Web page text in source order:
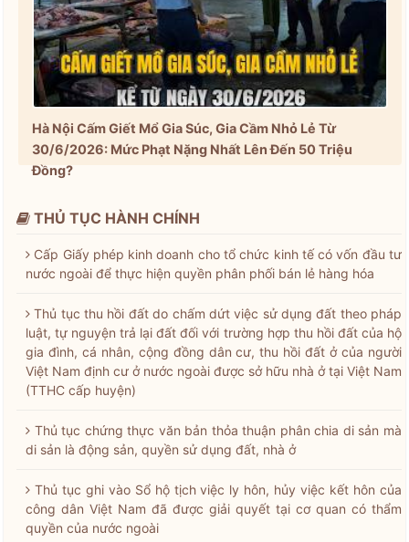
Hà Nội Cấm Giết Mổ Gia Súc, Gia Cầm Nhỏ Lẻ Từ
30/6/2026: Mức Phạt Nặng Nhất Lên Đến 50 Triệu
Đồng?
THỦ TỤC HÀNH CHÍNH
Cấp Giấy phép kinh doanh cho tổ chức kinh tế có vốn đầu tư
nước ngoài để thực hiện quyền phân phối bán lẻ hàng hóa
Thủ tục thu hồi đất do chấm dứt việc sử dụng đất theo pháp
luật, tự nguyện trả lại đất đối với trường hợp thu hồi đất của hộ
gia đình, cá nhân, cộng đồng dân cư, thu hồi đất ở của người
Việt Nam định cư ở nước ngoài được sở hữu nhà ở tại Việt Nam
(TTHC cấp huyện)
Thủ tục chứng thực văn bản thỏa thuận phân chia di sản mà
di sản là động sản, quyền sử dụng đất, nhà ở
Thủ tục ghi vào Sổ hộ tịch việc ly hôn, hủy việc kết hôn của
công dân Việt Nam đã được giải quyết tại cơ quan có thẩm
quyền của nước ngoài